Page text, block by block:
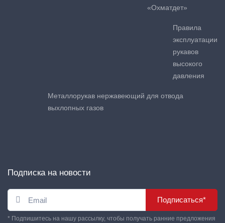
«Охматдет»
Правила
эксплуатации
рукавов
высокого
давления
Металлорукав нержавеющий для отвода
выхлопных газов
Подписка на новости
Подписаться*
* Подпишитесь на нашу рассылку, чтобы получать ранние предложения